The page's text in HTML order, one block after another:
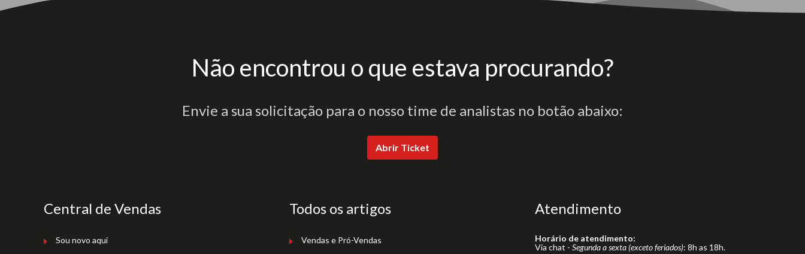
Não encontrou o que estava procurando?
Envie a sua solicitação para o nosso time de analistas no botão abaixo:
Abrir Ticket
Central de Vendas
Sou novo aqui
Todos os artigos
Vendas e Pró-Vendas
Atendimento
Horário de atendimento:
Via chat - Segunda a sexta (exceto feriados): 8h as 18h.